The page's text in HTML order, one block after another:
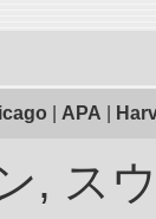
APA
, ス